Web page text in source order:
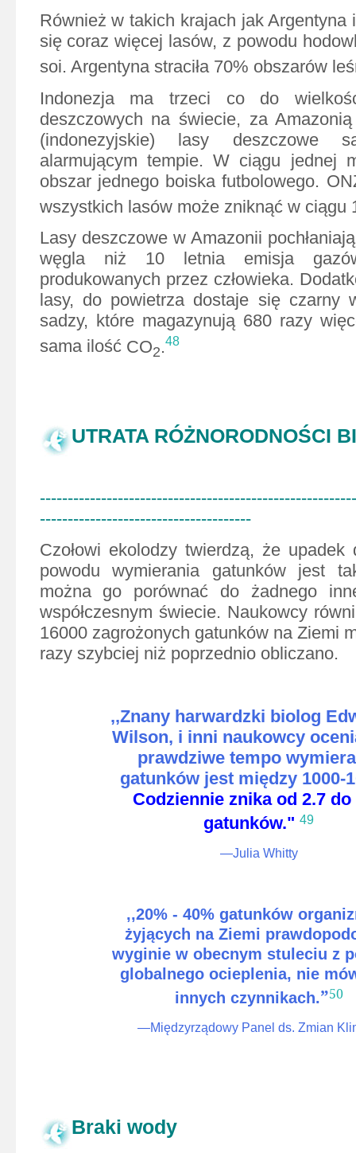
Również w takich krajach jak Argentyna
się coraz więcej lasów, z powodu
soi. Argentyna straciła 70% obszarów
Indonezja ma trzeci co do
deszczowych na świecie, za
(indonezyjskie) lasy deszczowe
alarmującym tempie. W ciągu jednej
obszar jednego boiska futbolowego.
wszystkich lasów może zniknąć w ciągu
Lasy deszczowe w Amazonii
węgla niż 10 letnia emisja
produkowanych przez człowieka.
lasy, do powietrza dostaje się czarny
sadzy, które magazynują 680 razy
sama ilość CO2.48
UTRATA RÓŻNORODNOŚCI
--------------------------------------
Czołowi ekolodzy twierdzą, że
powodu wymierania gatunków jest
można go porównać do żadnego
współczesnym świecie. Naukowcy
16000 zagrożonych gatunków na Ziemi
razy szybciej niż poprzednio obliczano.
,,Znany harwardzki biolog
Wilson, i inni naukowcy
prawdziwe tempo
gatunków jest między 1000-
Codziennie znika od 2.7 do
gatunków."49
—Julia Whitty
,,20% - 40% gatunków
żyjących na Ziemi
wyginie w obecnym stuleciu z
globalnego ocieplenia, nie
innych czynnikach.”50
—Międzyrządowy Panel ds. Zmian
Braki wody